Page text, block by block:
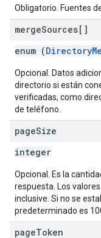
Obligatorio. Fuentes
mergeSources[]
enum (
Opcional. Datos
directorio si están
verificadas, como
de teléfono.
pageSize
integer
Opcional. Es la
respuesta. Los
inclusive. Si no se
predeterminado es
pageToken